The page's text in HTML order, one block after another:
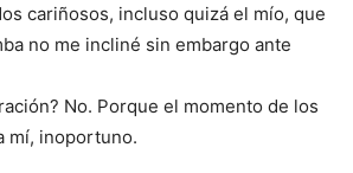
cariñosos, incluso quizá el mío, que
no me incliné sin embargo ante
No. Porque el momento de los
mí, inoportuno.